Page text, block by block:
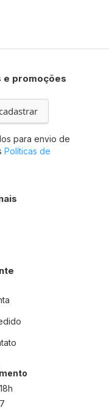
e promoções
cadastrar
para envio de
Políticas de